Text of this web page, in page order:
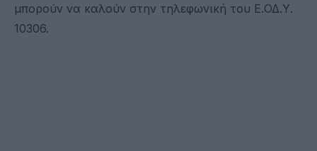
μπορούν να καλούν στην τηλεφωνική του Ε.ΟΔ.Υ.
10306.